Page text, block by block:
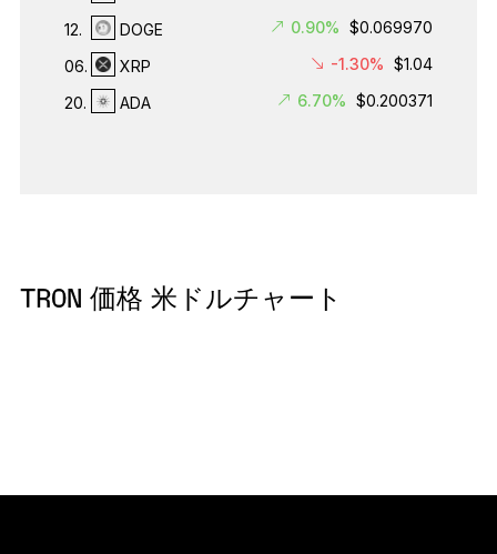
TRON 価格 米ドルチャート
12. DOGE 0.90% $0.069970
06. XRP -1.30% $1.04
20. ADA 6.70% $0.200371